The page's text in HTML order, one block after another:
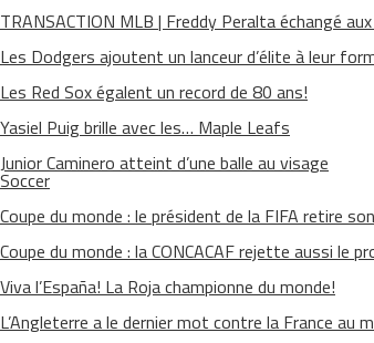
TRANSACTION MLB | Freddy Peralta échangé
Les Dodgers ajoutent un lanceur d’élite à leur
Les Red Sox égalent un record de 80 ans!
Yasiel Puig brille avec les… Maple Leafs
Junior Caminero atteint d’une balle au visage
Soccer
Coupe du monde : le président de la FIFA retire
Coupe du monde : la CONCACAF rejette aussi le
Viva l’España! La Roja championne du monde!
L’Angleterre a le dernier mot contre la France au